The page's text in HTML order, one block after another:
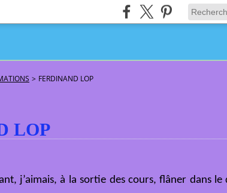
> FERDINAND LOP
LOP
j’aimais, à la sortie des cours, flâner dans